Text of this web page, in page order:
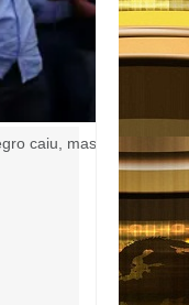
caiu, mas ele está